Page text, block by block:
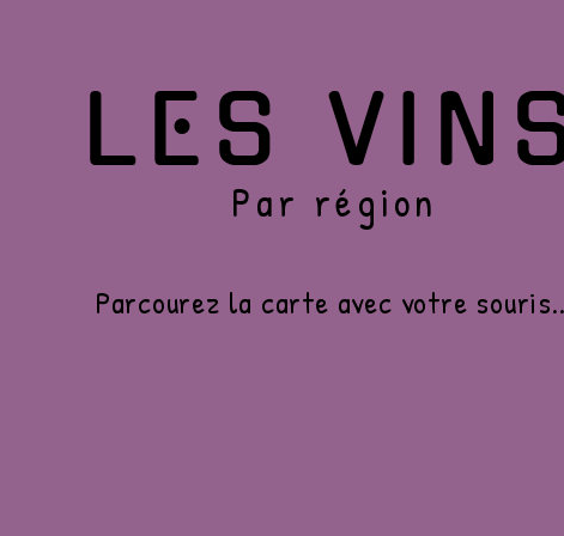
LES
Par région
Parcourez la carte avec votre